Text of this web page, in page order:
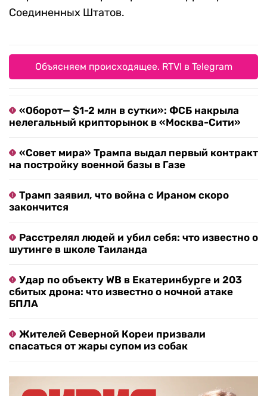
Соединенных Штатов.
Объясняем происходящее. RTVI в Telegram
«Оборот— $1-2 млн в сутки»: ФСБ накрыла
нелегальный крипторынок в «Москва-Сити»
«Совет мира» Трампа выдал первый контракт
на постройку военной базы в Газе
Трамп заявил, что война с Ираном скоро
закончится
Расстрелял людей и убил себя: что известно о
шутинге в школе Таиланда
Удар по объекту WB в Екатеринбурге и 203
сбитых дрона: что известно о ночной атаке
БПЛА
Жителей Северной Кореи призвали
спасаться от жары супом из собак